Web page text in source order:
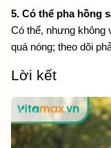
5. Có thể pha hồng
Có thể, nhưng không
quá nóng; theo dõi
Lời kết